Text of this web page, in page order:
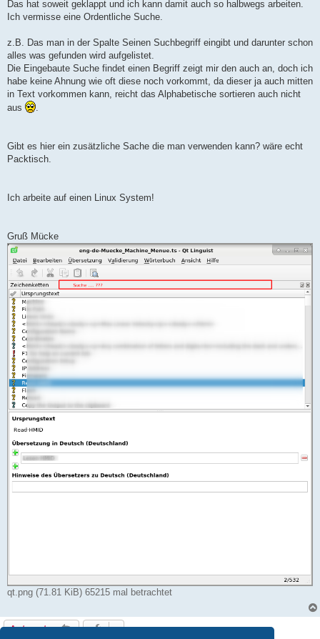
Das hat soweit geklappt und ich kann damit auch so halbwegs arbeiten.
Ich vermisse eine Ordentliche Suche.
z.B. Das man in der Spalte Seinen Suchbegriff eingibt und darunter schon
alles was gefunden wird aufgelistet.
Die Eingebaute Suche findet einen Begriff zeigt mir den auch an, doch ich
habe keine Ahnung wie oft diese noch vorkommt, da dieser ja auch mitten
in Text vorkommen kann, reicht das Alphabetische sortieren auch nicht
aus
.
Gibt es hier ein zusätzliche Sache die man verwenden kann? wäre echt
Packtisch.
Ich arbeite auf einen Linux System!
Gruß Mücke
qt.png (71.81 KiB) 65215 mal betrachtet
Antworten